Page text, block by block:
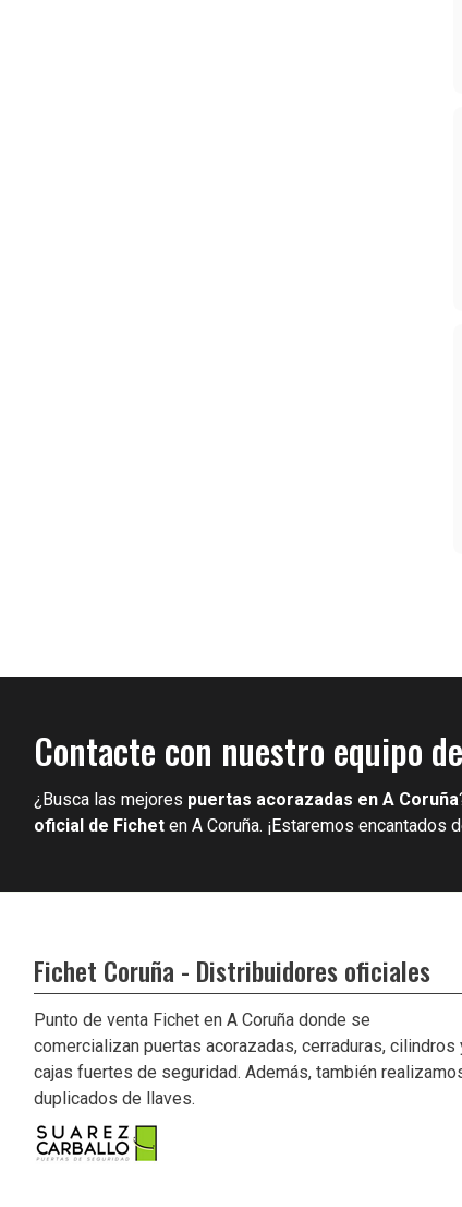
Contacte con nuestro equipo
¿Busca las mejores puertas acorazadas en A Coruña
oficial de Fichet en A Coruña. ¡Estaremos encantados
Fichet Coruña - Distribuidores oficiales
Punto de venta Fichet en A Coruña donde se
comercializan puertas acorazadas, cerraduras, cilindros
cajas fuertes de seguridad. Además, también
duplicados de llaves.